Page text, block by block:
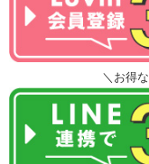
＼お得な